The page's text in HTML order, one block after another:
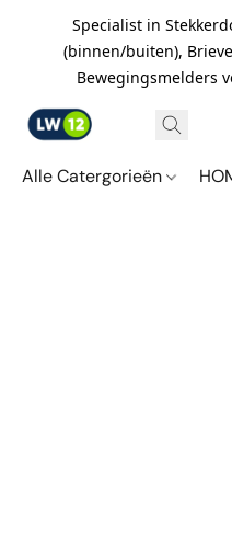
Specialist in
(binnen/buiten),
Bewegingsmelders
Alle Catergorieën